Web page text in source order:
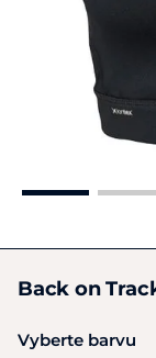
Back on
Vyberte barvu